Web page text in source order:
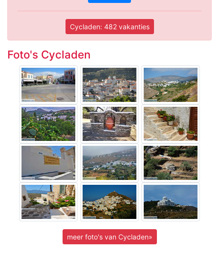
Cycladen: 482 vakanties
Foto's Cycladen
meer foto's van Cycladen»